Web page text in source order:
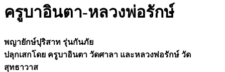
ครูบาอินตา-หลวงพ่อรักษ์
พญายักษ์ปุริสาท รุ่นกันภัย
ปลุกเสกโดย ครูบาอินตา วัดศาลา และหลวงพ่อรักษ์ วัด
สุทธาวาส